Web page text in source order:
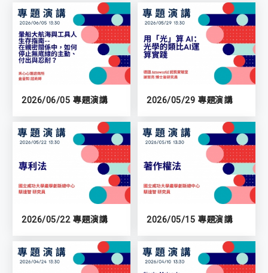
2026/06/05 專題演講 2026/05/29 專題演講
2026/05/22 專題演講 2026/05/15 專題演講